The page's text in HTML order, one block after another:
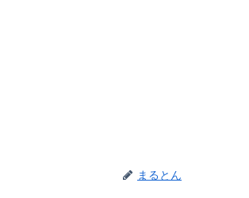
まるとん